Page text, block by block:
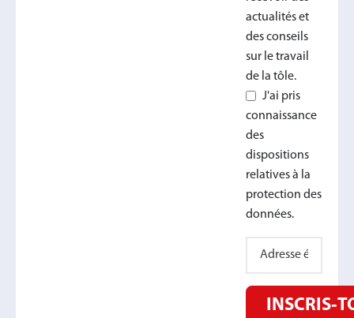
actualités et
des conseils
sur le travail
de la tôle.
J'ai pris
connaissance
des
dispositions
relatives à la
protection des
données.